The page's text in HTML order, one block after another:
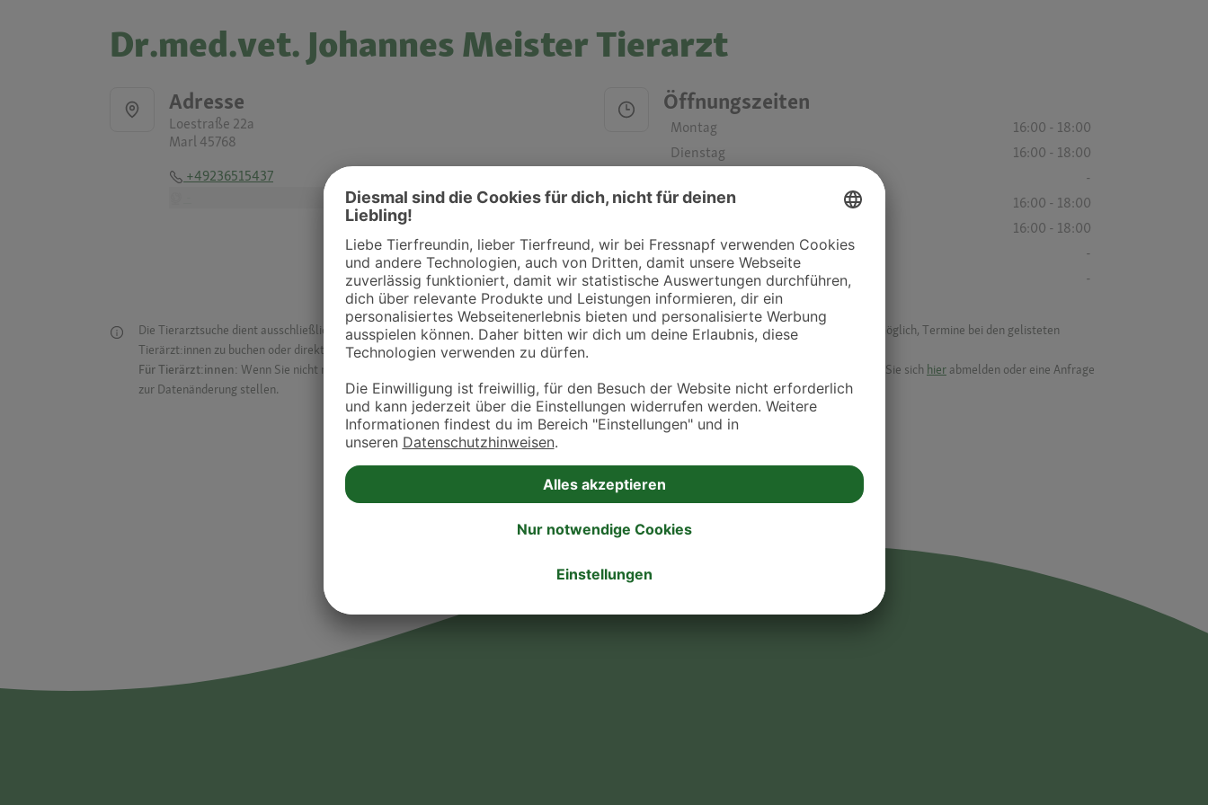
Dr.med.vet. Johannes Meister Tierarzt
Adresse
Loestraße 22a
Marl 45768
+49236515437
Öffnungszeiten
Montag
16:00 - 18:00
Dienstag
16:00 - 18:00
-
Donnerstag
16:00 - 18:00
16:00 - 18:00
Samstag
-
Sonntag
-
Die Tierarztsuche dient ausschließlich dazu, Tierarztpraxen und Kliniken in deiner Nähe übersichtlich anzuzeigen. Über Dr. Fressnapf ist es nicht möglich, Termine bei den gelisteten
Tierärzt:innen zu buchen oder direkt mit ihnen in Kontakt zu treten. Bitte wende dich hierfür direkt an die jeweilige Praxis oder Klinik.
Für Tierärzt:innen: Wenn Sie nicht mehr auf der Dr. Fressnapf Tierarztsuche als Praxis gelistet werden oder Ihre Daten ändern möchten, können Sie sich hier abmelden oder eine Anfrage
zur Datenänderung stellen.